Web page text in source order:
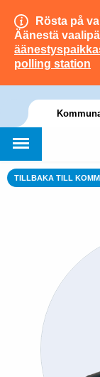
Rösta på
Äänestä
polling station
TILLBAKA TILL